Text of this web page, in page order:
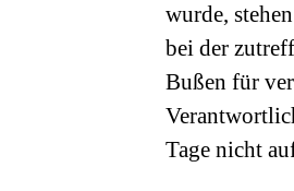
wurde,
bei der
Bußen für
Tage nicht